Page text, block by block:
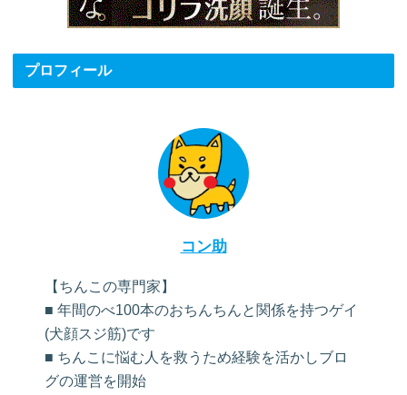
プロフィール
コン助
【ちんこの専門家】
■ 年間のべ100本のおちんちんと関係を持つゲイ
(犬顔スジ筋)です
■ ちんこに悩む人を救うため経験を活かしブロ
グの運営を開始